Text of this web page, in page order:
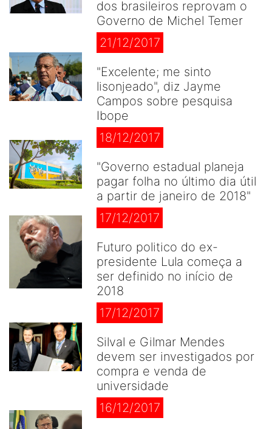
dos brasileiros reprovam o
Governo de Michel Temer
21/12/2017
"Excelente; me sinto
lisonjeado", diz Jayme
Campos sobre pesquisa
Ibope
18/12/2017
"Governo estadual planeja
pagar folha no último dia útil
a partir de janeiro de 2018"
17/12/2017
Futuro politico do ex-
presidente Lula começa a
ser definido no início de
2018
17/12/2017
Silval e Gilmar Mendes
devem ser investigados por
compra e venda de
universidade
16/12/2017